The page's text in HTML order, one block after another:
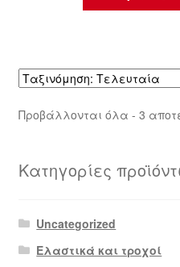
Προβάλλονται όλα - 3
Κατηγορίες
Uncategorized
Ελαστικά και τροχοί